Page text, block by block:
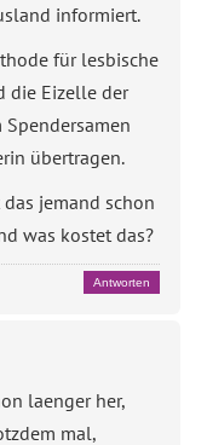
informiert.
für lesbische
die Eizelle der
übertragen.
jemand schon
was kostet das?
Antworten
laenger her,
mal,